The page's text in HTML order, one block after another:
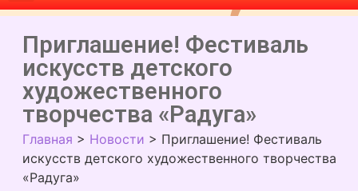
Приглашение! Фестиваль
искусств детского
художественного
творчества «Радуга»
Главная > Новости > Приглашение! Фестиваль
искусств детского художественного творчества
«Радуга»